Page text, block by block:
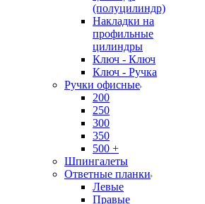
(полуцилиндр)
Накладки на
профильные
цилиндры
Ключ - Ключ
Ключ - Ручка
Ручки офисные
200
250
300
350
500 +
Шпингалеты
Ответные планки
Левые
Правые